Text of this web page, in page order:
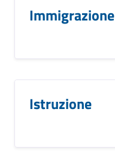
Immigrazione
Istruzione